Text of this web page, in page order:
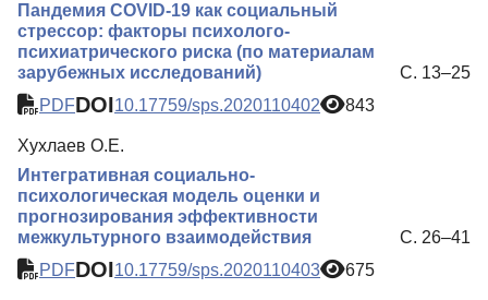
Пандемия COVID-19 как социальный
стрессор: факторы психолого-
психиатрического риска (по материалам
зарубежных исследований)
С. 13–25
PDFDOI10.17759/sps.2020110402 843
Хухлаев О.Е.
Интегративная социально-
психологическая модель оценки и
прогнозирования эффективности
межкультурного взаимодействия
С. 26–41
PDFDOI10.17759/sps.2020110403 675